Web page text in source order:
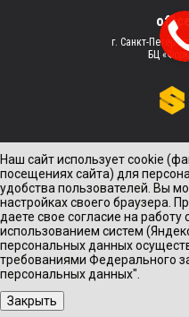
г. Санкт-
БЦ
Наш сайт использует cookie
посещениях сайта) для
удобства пользователей. Вы
настройках своего браузера.
даете свое согласие на работу
использованием систем
персональных данных
требованиями Федерального
персональных данных".
Закрыть